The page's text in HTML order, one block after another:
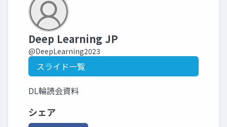
Deep Learning JP
@DeepLearning2023
スライド一覧
DL輪読会資料
シェア